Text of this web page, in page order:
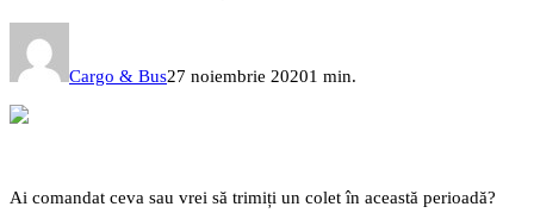
Cargo & Bus27 noiembrie 20201 min.
Ai comandat ceva sau vrei să trimiți un colet în această perioadă?